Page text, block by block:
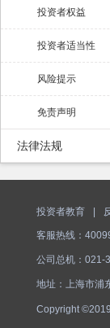
投资者权益
投资者适当性
风险提示
免责声明
法律法规
投资者教育
客服热线：
公司总机：021-
地址：上海市浦
Copyright